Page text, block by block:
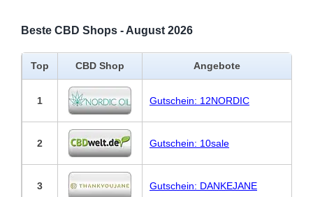
Beste CBD Shops - August 2026
Top CBD Shop Angebote
1 Gutschein: 12NORDIC
2 Gutschein: 10sale
3 Gutschein: DANKEJANE